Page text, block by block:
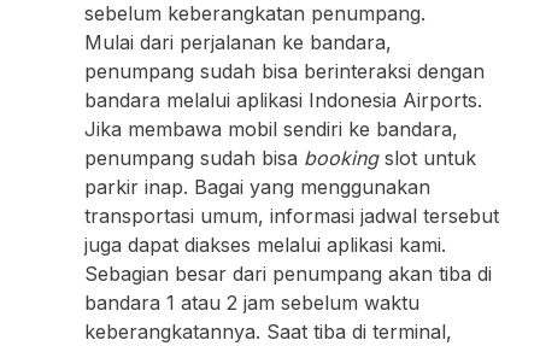
sebelum keberangkatan penumpang.
Mulai dari perjalanan ke bandara,
penumpang sudah bisa berinteraksi dengan
bandara melalui aplikasi Indonesia Airports.
Jika membawa mobil sendiri ke bandara,
penumpang sudah bisa bookingslot untuk
parkir inap. Bagai yang menggunakan
transportasi umum, informasi jadwal tersebut
juga dapat diakses melalui aplikasi kami.
Sebagian besar dari penumpang akan tiba di
bandara 1 atau 2 jam sebelum waktu
keberangkatannya. Saat tiba di terminal,